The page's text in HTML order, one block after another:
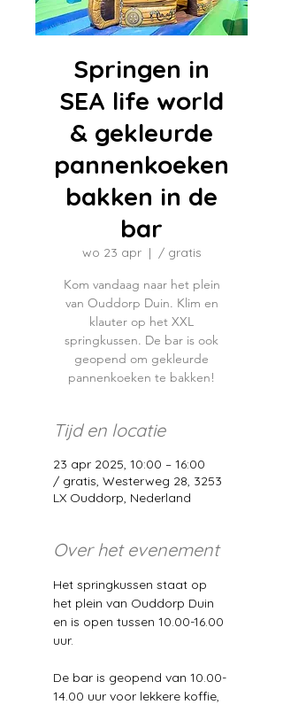
Springen in
SEA life world
& gekleurde
pannenkoeken
bakken in de
bar
wo 23 apr
  |
/ gratis
Kom vandaag naar het plein
van Ouddorp Duin. Klim en
klauter op het XXL
springkussen. De bar is ook
geopend om gekleurde
pannenkoeken te bakken!
Tijd en locatie
23 apr 2025, 10:00 – 16:00
/ gratis, Westerweg 28, 3253
LX Ouddorp, Nederland
Over het evenement
Het springkussen staat op
het plein van Ouddorp Duin
en is open tussen 10.00-16.00
uur.
De bar is geopend van 10.00-
14.00 uur voor lekkere koffie,